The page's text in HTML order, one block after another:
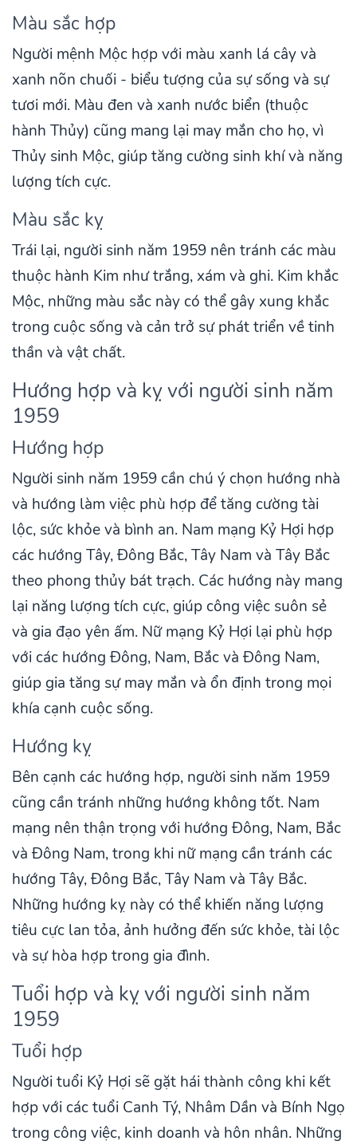
Màu sắc hợp
Người mệnh Mộc hợp với màu xanh lá cây và
xanh nõn chuối - biểu tượng của sự sống và sự
tươi mới. Màu đen và xanh nước biển (thuộc
hành Thủy) cũng mang lại may mắn cho họ, vì
Thủy sinh Mộc, giúp tăng cường sinh khí và năng
lượng tích cực.
Màu sắc kỵ
Trái lại, người sinh năm 1959 nên tránh các màu
thuộc hành Kim như trắng, xám và ghi. Kim khắc
Mộc, những màu sắc này có thể gây xung khắc
trong cuộc sống và cản trở sự phát triển về tinh
thần và vật chất.
Hướng hợp và kỵ với người sinh năm
1959
Hướng hợp
Người sinh năm 1959 cần chú ý chọn hướng nhà
và hướng làm việc phù hợp để tăng cường tài
lộc, sức khỏe và bình an. Nam mạng Kỷ Hợi hợp
các hướng Tây, Đông Bắc, Tây Nam và Tây Bắc
theo phong thủy bát trạch. Các hướng này mang
lại năng lượng tích cực, giúp công việc suôn sẻ
và gia đạo yên ấm. Nữ mạng Kỷ Hợi lại phù hợp
với các hướng Đông, Nam, Bắc và Đông Nam,
giúp gia tăng sự may mắn và ổn định trong mọi
khía cạnh cuộc sống.
Hướng kỵ
Bên cạnh các hướng hợp, người sinh năm 1959
cũng cần tránh những hướng không tốt. Nam
mạng nên thận trọng với hướng Đông, Nam, Bắc
và Đông Nam, trong khi nữ mạng cần tránh các
hướng Tây, Đông Bắc, Tây Nam và Tây Bắc.
Những hướng kỵ này có thể khiến năng lượng
tiêu cực lan tỏa, ảnh hưởng đến sức khỏe, tài lộc
và sự hòa hợp trong gia đình.
Tuổi hợp và kỵ với người sinh năm
1959
Tuổi hợp
Người tuổi Kỷ Hợi sẽ gặt hái thành công khi kết
hợp với các tuổi Canh Tý, Nhâm Dần và Bính Ngọ
trong công việc, kinh doanh và hôn nhân. Những